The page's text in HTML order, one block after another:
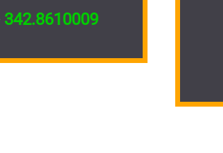
342.8610009